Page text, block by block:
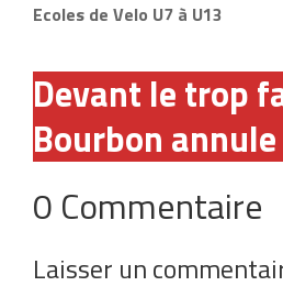
Ecoles de Velo U7 à U13
Devant le trop
Bourbon annule
0 Commentaire
Laisser un